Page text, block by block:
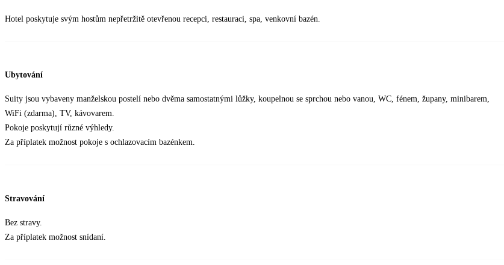
Hotel poskytuje svým hostům nepřetržitě otevřenou recepci, restauraci, spa, venkovní bazén.
Ubytování
Suity jsou vybaveny manželskou postelí nebo dvěma samostatnými lůžky, koupelnou se sprchou nebo vanou, WC, fénem, župany, minibarem,
WiFi (zdarma), TV, kávovarem.
Pokoje poskytují různé výhledy.
Za příplatek možnost pokoje s ochlazovacím bazénkem.
Stravování
Bez stravy.
Za příplatek možnost snídaní.